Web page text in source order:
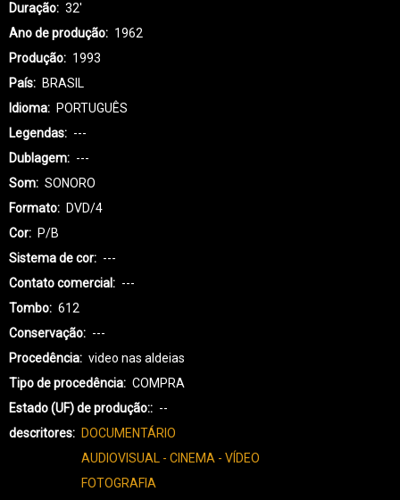
Duração
32'
Ano de produção
1962
Produção
1993
País
BRASIL
Idioma
PORTUGUÊS
Legendas
---
Dublagem
---
Som
SONORO
Formato
DVD/4
Cor
P/B
Sistema de cor
---
Contato comercial
---
Tombo
612
Conservação
---
Procedência
video nas aldeias
Tipo de procedência
COMPRA
Estado (UF) de produção:
--
descritores
DOCUMENTÁRIO
AUDIOVISUAL - CINEMA - VÍDEO
FOTOGRAFIA